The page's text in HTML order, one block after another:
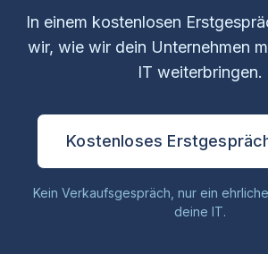
In einem kostenlosen
wir, wie wir dein Unternehmen
IT weiterbringen.
Kostenloses
Kein Verkaufsgespräch, nur ein
deine IT.